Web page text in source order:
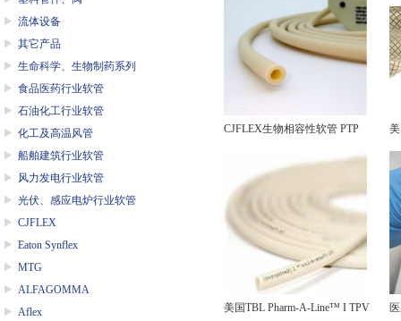
流体设备
其它产品
生命科学、生物制药系列
食品医药行业软管
石油化工行业软管
化工及高温风管
船舶建筑行业软管
风力发电行业软管
光伏、感应电炉行业软管
CJFLEX
Eaton Synflex
MTG
ALFAGOMMA
Aflex
CJFLEX生物相容性软管 PTP
美国TBL Pharm-A-Line™ I TPV